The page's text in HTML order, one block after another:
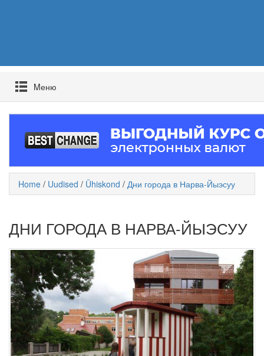
Mеню
Home / Uudised / Ühiskond / Дни города в Нарва-Йыэсуу
ДНИ ГОРОДА В НАРВА-ЙЫЭСУУ